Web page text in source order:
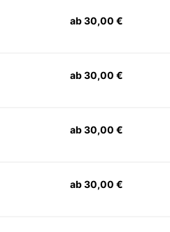
ab 30,00 €
ab 30,00 €
ab 30,00 €
ab 30,00 €